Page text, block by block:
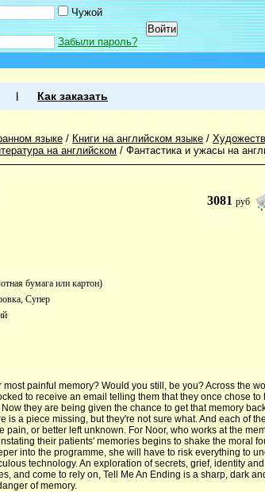
Чужой
Забыли пароль?
Как заказать
языке / Книги на английском языке /
на английском / Фантастика и ужасы на
3081руб
бумага или картон)
Супер
painful memory? Would you still, be you? Across the
to receive an email telling them that they once chose to
they are being given the chance to get that memory
is a piece missing, but they're not sure what. And each of
pain, or better left unknown. For Noor, who works at the
their patients' memories begins to shake the moral
into the programme, she will have to risk everything to
technology. An exploration of secrets, grief, identity
and come to rely on, Tell Me An Ending is a sharp, dark
of memory.